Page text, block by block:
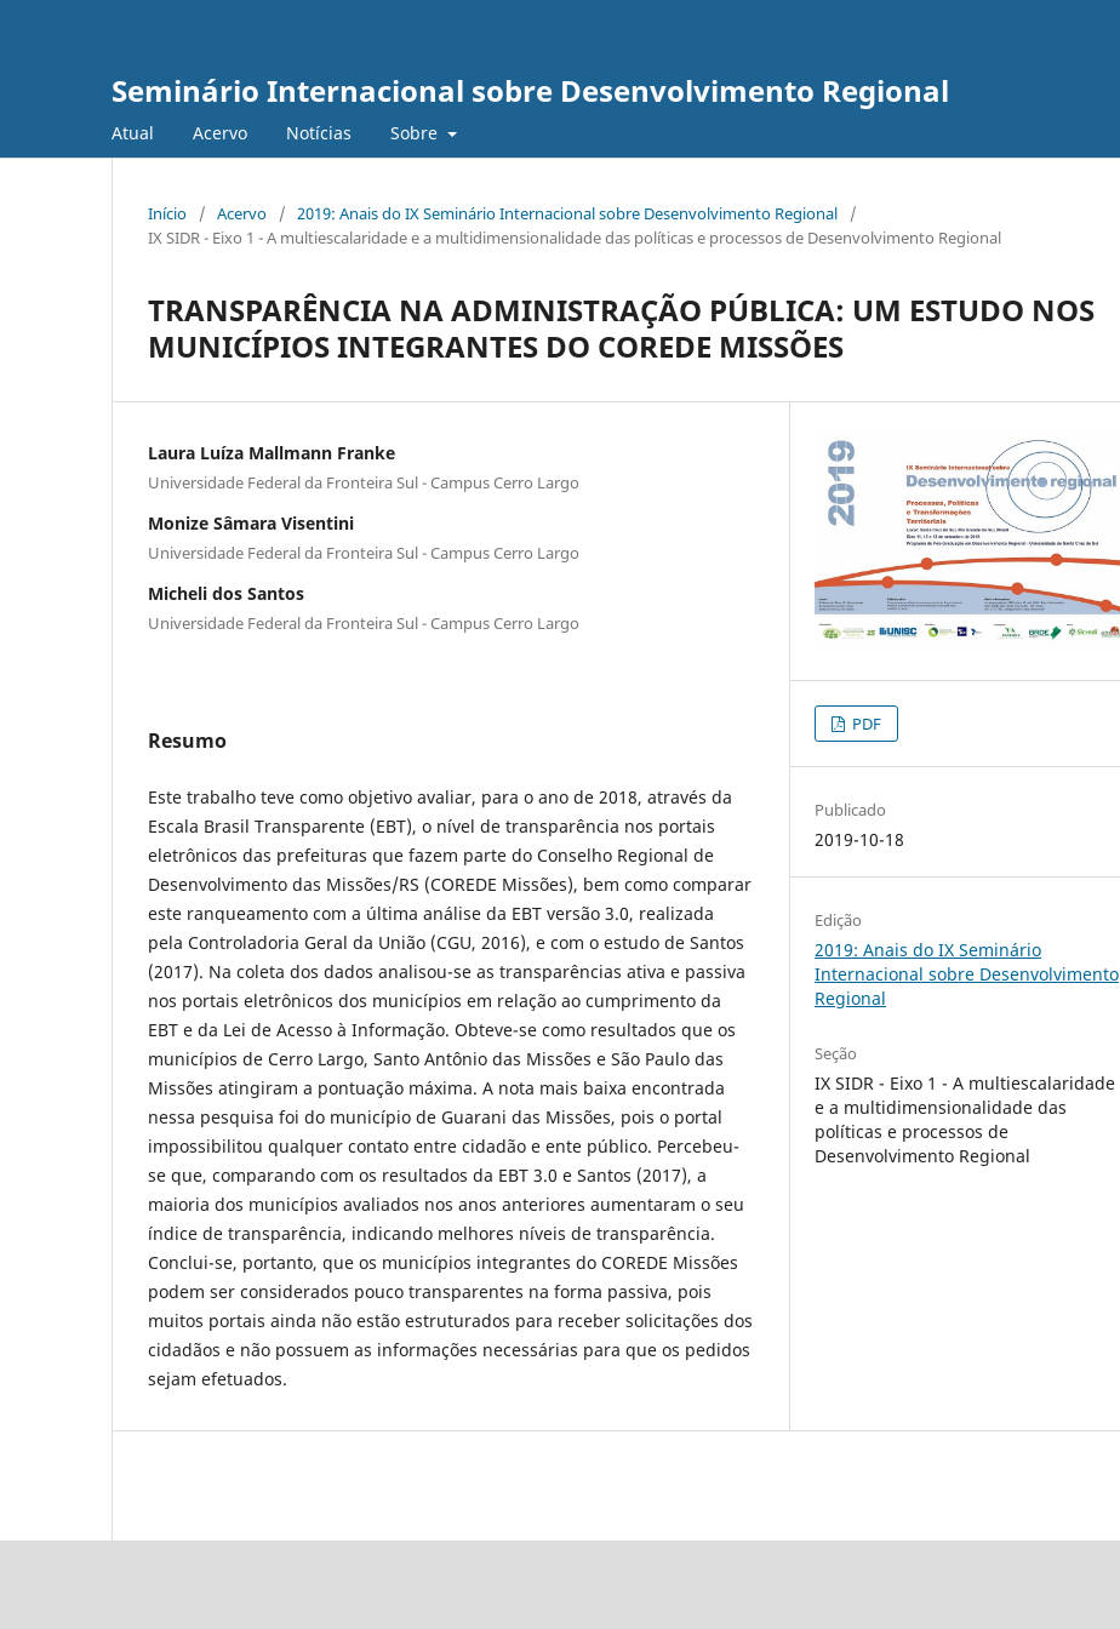
Seminário Internacional sobre Desenvolvimento Regional
Atual Acervo Notícias Sobre
Início / Acervo / 2019: Anais do IX Seminário Internacional sobre Desenvolvimento Regional
/
IX SIDR - Eixo 1 - A multiescalaridade e a multidimensionalidade das políticas e processos de Desenvolvimento Regional
TRANSPARÊNCIA NA ADMINISTRAÇÃO PÚBLICA: UM ESTUDO NOS
MUNICÍPIOS INTEGRANTES DO COREDE MISSÕES
Laura Luíza Mallmann Franke
Universidade Federal da Fronteira Sul - Campus Cerro Largo
Monize Sâmara Visentini
Universidade Federal da Fronteira Sul - Campus Cerro Largo
Micheli dos Santos
Universidade Federal da Fronteira Sul - Campus Cerro Largo
Resumo
Este trabalho teve como objetivo avaliar, para o ano de 2018, através da
Escala Brasil Transparente (EBT), o nível de transparência nos portais
eletrônicos das prefeituras que fazem parte do Conselho Regional de
Desenvolvimento das Missões/RS (COREDE Missões), bem como comparar
este ranqueamento com a última análise da EBT versão 3.0, realizada
pela Controladoria Geral da União (CGU, 2016), e com o estudo de Santos
(2017). Na coleta dos dados analisou-se as transparências ativa e passiva
nos portais eletrônicos dos municípios em relação ao cumprimento da
EBT e da Lei de Acesso à Informação. Obteve-se como resultados que os
municípios de Cerro Largo, Santo Antônio das Missões e São Paulo das
Missões atingiram a pontuação máxima. A nota mais baixa encontrada
nessa pesquisa foi do município de Guarani das Missões, pois o portal
impossibilitou qualquer contato entre cidadão e ente público. Percebeu-
se que, comparando com os resultados da EBT 3.0 e Santos (2017), a
maioria dos municípios avaliados nos anos anteriores aumentaram o seu
índice de transparência, indicando melhores níveis de transparência.
Conclui-se, portanto, que os municípios integrantes do COREDE Missões
podem ser considerados pouco transparentes na forma passiva, pois
muitos portais ainda não estão estruturados para receber solicitações dos
cidadãos e não possuem as informações necessárias para que os pedidos
sejam efetuados.
PDF
Publicado
2019-10-18
Edição
2019: Anais do IX Seminário
Internacional sobre Desenvolvimento
Regional
Seção
IX SIDR - Eixo 1 - A multiescalaridade
e a multidimensionalidade das
políticas e processos de
Desenvolvimento Regional